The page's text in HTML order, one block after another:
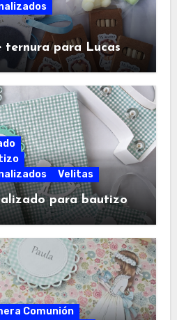
ternura para Lucas
Velitas
para bautizo
Comunión